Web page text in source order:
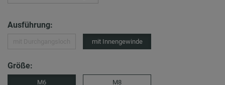
Ausführung:
mit Innengewinde
Größe:
M6 M8